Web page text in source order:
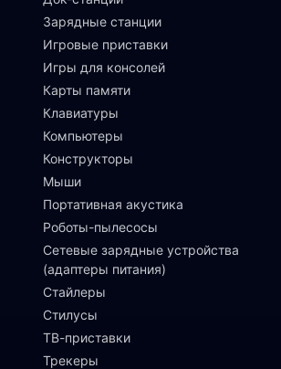
Зарядные станции
Игровые приставки
Игры для консолей
Карты памяти
Клавиатуры
Компьютеры
Конструкторы
Мыши
Портативная акустика
Роботы-пылесосы
Сетевые зарядные устройства
(адаптеры питания)
Стайлеры
Стилусы
ТВ-приставки
Трекеры